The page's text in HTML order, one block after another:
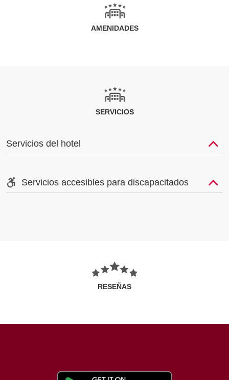
AMENIDADES
SERVICIOS
Servicios del hotel
Servicios accesibles para discapacitados
RESEÑAS